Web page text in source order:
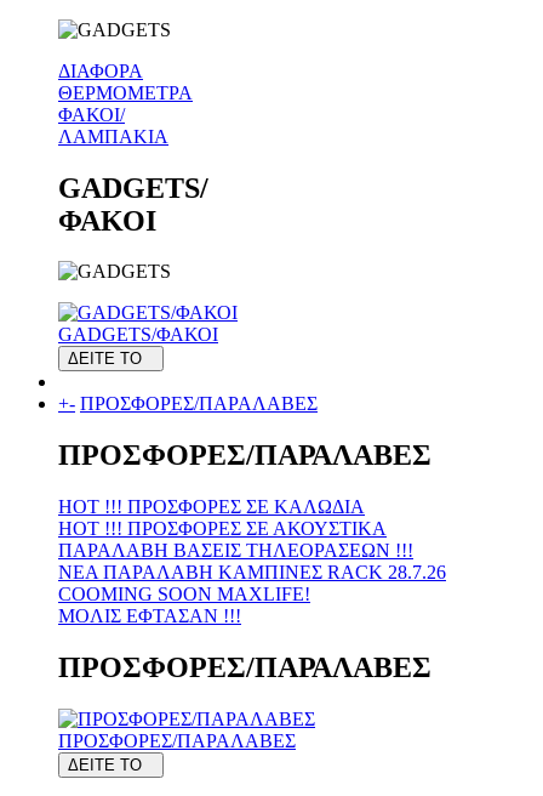
ΔΙΑΦΟΡΑ
ΘΕΡΜΟΜΕΤΡΑ
ΦΑΚΟΙ/
ΛΑΜΠΑΚΙΑ
GADGETS/
ΦΑΚΟΙ
GADGETS/ΦΑΚΟΙ
ΔΕΙΤΕ ΤΟ
+- ΠΡΟΣΦΟΡΕΣ/ΠΑΡΑΛΑΒΕΣ
ΠΡΟΣΦΟΡΕΣ/ΠΑΡΑΛΑΒΕΣ
HOT !!! ΠΡΟΣΦΟΡΕΣ ΣΕ KAΛΩΔΙΑ
HOT !!! ΠΡΟΣΦΟΡΕΣ ΣΕ ΑΚΟΥΣΤΙΚΑ
ΠΑΡΑΛΑΒΗ ΒΑΣΕΙΣ ΤΗΛΕΟΡΑΣΕΩΝ !!!
ΝΕΑ ΠΑΡΑΛΑΒΗ KAMΠΙΝΕΣ RACK 28.7.26
COOMING SOON MAXLIFE!
MOΛΙΣ ΕΦΤΑΣΑΝ !!!
ΠΡΟΣΦΟΡΕΣ/ΠΑΡΑΛΑΒΕΣ
ΠΡΟΣΦΟΡΕΣ/ΠΑΡΑΛΑΒΕΣ
ΔΕΙΤΕ ΤΟ